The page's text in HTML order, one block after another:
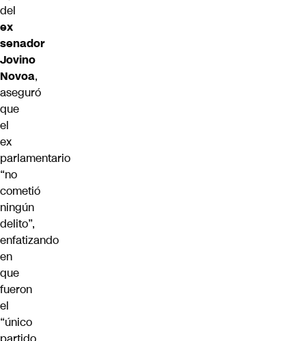
del
ex
senador
Jovino
Novoa,
aseguró
que
el
ex
parlamentario
“no
cometió
ningún
delito”,
enfatizando
en
que
fueron
el
“único